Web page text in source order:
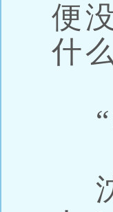
便
什
“
沈